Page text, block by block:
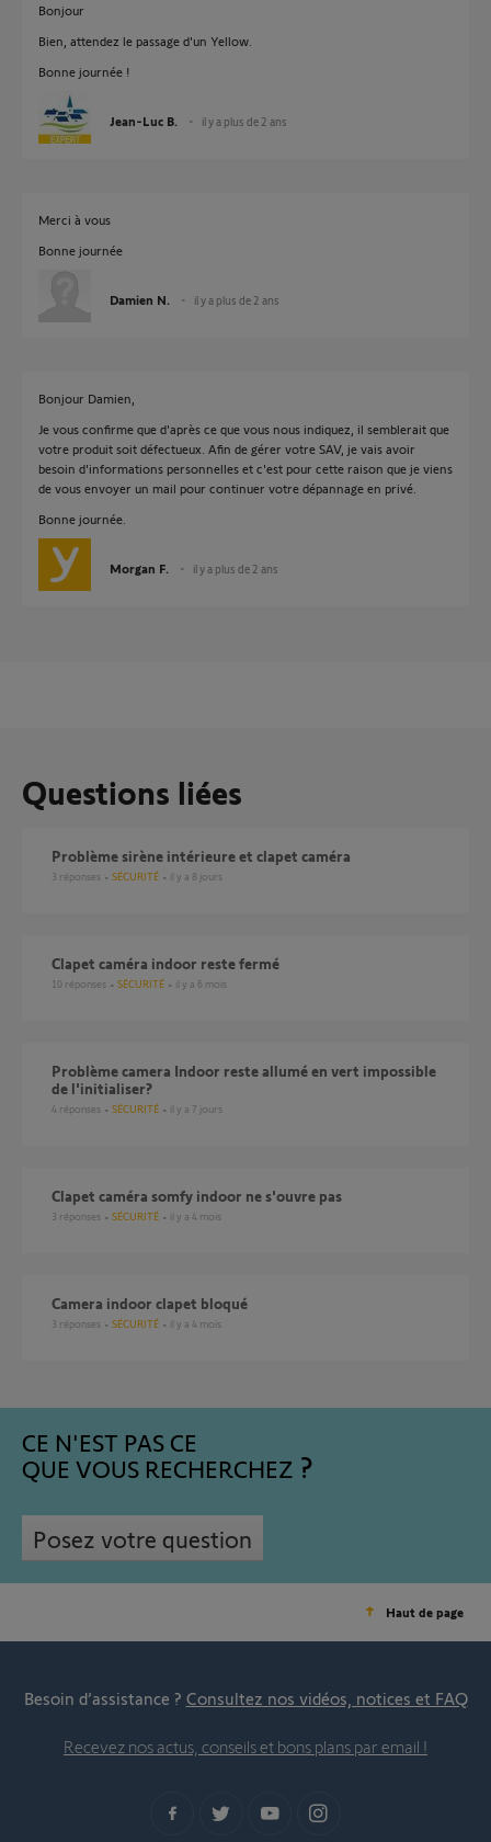
Bonjour
Bien, attendez le passage d'un Yellow.
Bonne journée !
Jean-Luc B. il y a plus de 2 ans
Merci à vous
Bonne journée
Damien N. il y a plus de 2 ans
Bonjour Damien,
Je vous confirme que d'après ce que vous nous indiquez, il semblerait que
votre produit soit défectueux. Afin de gérer votre SAV, je vais avoir
besoin d'informations personnelles et c'est pour cette raison que je viens
de vous envoyer un mail pour continuer votre dépannage en privé.
Bonne journée.
Morgan F. il y a plus de 2 ans
Questions liées
Problème sirène intérieure et clapet caméra
3 réponses SÉCURITÉ il y a 8 jours
Clapet caméra indoor reste fermé
10 réponses SÉCURITÉ il y a 6 mois
problème camera Indoor reste allumé en vert impossible
de l'initialiser?
4 réponses SÉCURITÉ il y a 7 jours
Clapet caméra somfy indoor ne s'ouvre pas
3 réponses SÉCURITÉ il y a 4 mois
Camera indoor clapet bloqué
3 réponses SÉCURITÉ il y a 4 mois
CE N'EST PAS CE
QUE VOUS RECHERCHEZ
Posez votre question
Haut de page
Besoin d’assistance ? Consultez nos vidéos, notices et FAQ
Recevez nos actus, conseils et bons plans par email !